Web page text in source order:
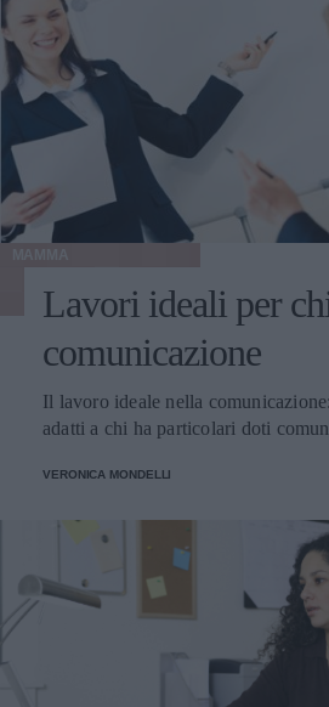
Lavori ideali per
comunicazione
Il lavoro ideale nella
adatti a chi ha particolari doti
VERONICA MONDELLI